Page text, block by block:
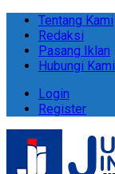
Tentang Kami
Redaksi
Pasang Iklan
Hubungi Kami
Login
Register